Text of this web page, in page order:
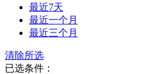
最近7天
最近一个月
最近三个月
清除所选
已选条件：